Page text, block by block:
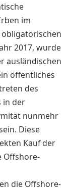
im
2017, wurde
ausländischen
öffentliches
des
in der
nunmehr
Diese
Kauf der
Offshore-
die Offshore-